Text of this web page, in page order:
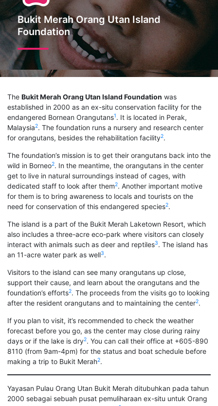
Bukit Merah Orang Utan Island
Foundation
The Bukit Merah Orang Utan Island Foundation was
established in 2000 as an ex-situ conservation facility for the
endangered Bornean Orangutans1. It is located in Perak,
Malaysia2. The foundation runs a nursery and research center
for orangutans, besides the rehabilitation facility2.
The foundation’s mission is to get their orangutans back into the
wild in Borneo2. In the meantime, the orangutans in the center
get to live in natural surroundings instead of cages, with
dedicated staff to look after them2. Another important motive
for them is to bring awareness to locals and tourists on the
need for conservation of this endangered species2.
The island is a part of the Bukit Merah Laketown Resort, which
also includes a three-acre eco-park where visitors can closely
interact with animals such as deer and reptiles3. The island has
an 11-acre water park as well3.
Visitors to the island can see many orangutans up close,
support their cause, and learn about the orangutans and the
foundation’s efforts2. The proceeds from the visits go to looking
after the resident orangutans and to maintaining the center2.
If you plan to visit, it’s recommended to check the weather
forecast before you go, as the center may close during rainy
days or if the lake is dry2. You can call their office at +605-890
8110 (from 9am-4pm) for the status and boat schedule before
making a trip to Bukit Merah2.
Yayasan Pulau Orang Utan Bukit Merah ditubuhkan pada tahun
2000 sebagai sebuah pusat pemuliharaan ex-situ untuk Orang